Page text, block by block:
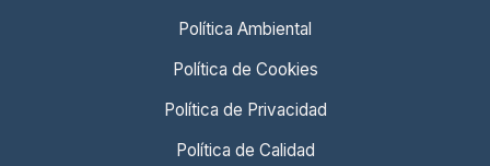
Política Ambiental
Política de Cookies
Política de Privacidad
Política de Calidad